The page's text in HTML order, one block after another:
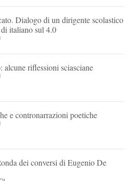
Dialogo di un dirigente scolastico
italiano sul 4.0
alcune riflessioni sciasciane
e contronarrazioni poetiche
dei conversi di Eugenio De